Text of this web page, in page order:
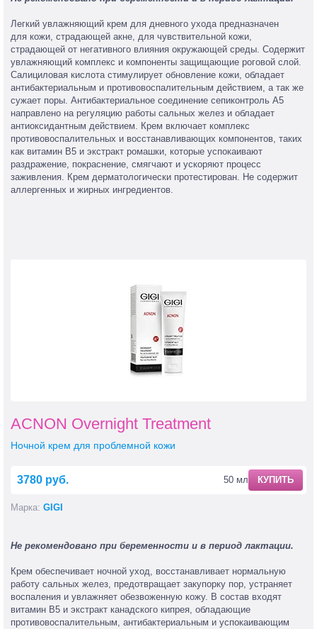
Легкий увлажняющий крем для дневного ухода предназначен
для кожи, страдающей акне, для чувствительной кожи,
страдающей от негативного влияния окружающей среды. Содержит
увлажняющий комплекс и компоненты защищающие роговой слой.
Салициловая кислота стимулирует обновление кожи, обладает
антибактериальным и противовоспалительным действием, а так же
сужает поры. Антибактериальное соединение сепиконтроль А5
направлено на регуляцию работы сальных желез и обладает
антиоксидантным действием. Крем включает комплекс
противовоспалительных и восстанавливающих компонентов, таких
как витамин В5 и экстракт ромашки, которые успокаивают
раздражение, покраснение, смягчают и ускоряют процесс
заживления. Крем дерматологически протестирован. Не содержит
аллергенных и жирных ингредиентов.
ACNON Overnight Treatment
Ночной крем для проблемной кожи
3780 руб. 50 мл КУПИТЬ
Марка: GIGI
Не рекомендовано при беременности и в период лактации.
Крем обеспечивает ночной уход, восстанавливает нормальную
работу сальных желез, предотвращает закупорку пор, устраняет
воспаления и увлажняет обезвоженную кожу. В состав входят
витамин В5 и экстракт канадского кипрея, обладающие
противовоспалительным, антибактериальным и успокаивающим